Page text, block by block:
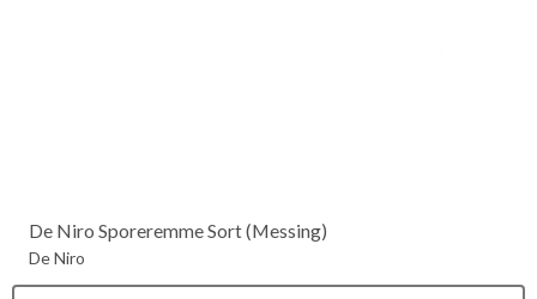
De Niro Sporeremme Sort (Messing)
De Niro